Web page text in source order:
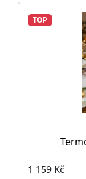
TOP
1 159 Kč